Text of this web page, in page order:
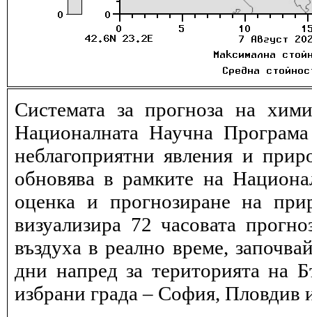
Системата за прогноза на
Националната Научна
неблагоприятни явления и
обновява в рамките на
оценка и прогнозиране на
визуализира 72 часовата
въздуха в реално време,
дни напред за територията на
избрани града – София, Пловдив